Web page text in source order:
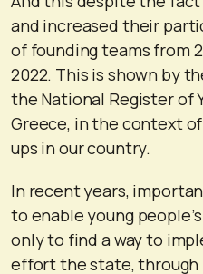
and increased their
of founding teams from
2022. This is shown by
the National Register of
Greece, in the context
ups in our country.
In recent years,
to enable young
only to find a way to
effort the state, through